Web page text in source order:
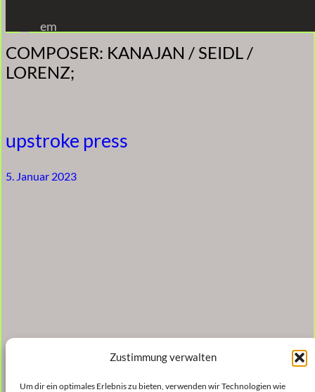
Zustimmung verwalten
Um dir ein optimales Erlebnis zu bieten, verwenden wir Technologien wie
Inhalt
springen
em
COMPOSER: KANAJAN / SEIDL /
LORENZ;
upstroke press
5. Januar 2023